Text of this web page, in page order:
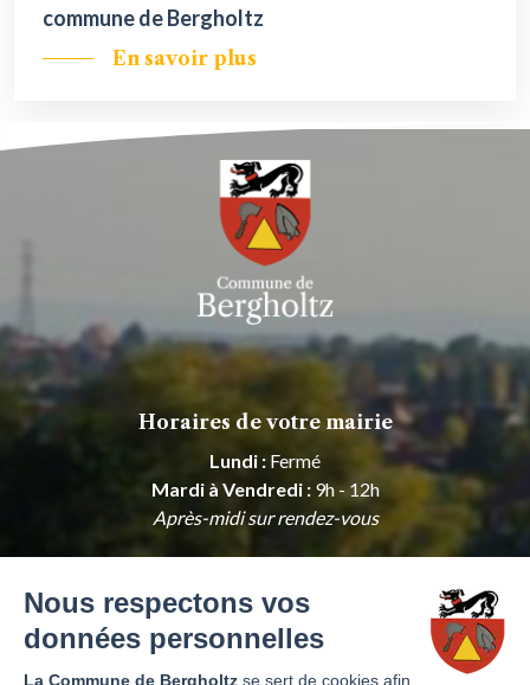
commune de Bergholtz
En savoir plus
Horaires de votre mairie
Lundi : Fermé
Mardi à Vendredi :9h - 12h
Après-midi sur rendez-vous
Samedi, Dimanche :Fermé
Horaires de l'agence postale
Nous respectons vos
données personnelles
La Commune de Bergholtz se sert de cookies afin